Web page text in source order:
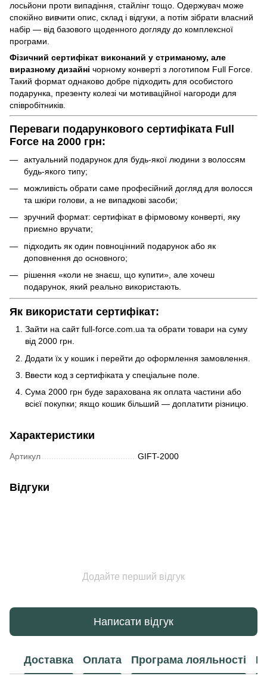
лосьйони проти випадіння, стайлінг тощо. Одержувач може
спокійно вивчити опис, склад і відгуки, а потім зібрати власний
набір — від базового щоденного догляду до комплексної
програми.
Фізичний сертифікат виконаний у стриманому, але
виразному дизайні чорному конверті з логотипом Full Force.
Такий формат однаково добре підходить для особистого
подарунка, презенту колезі чи мотиваційної нагороди для
співробітників.
Переваги подарункового сертифіката Full
Force на 2000 грн:
актуальний подарунок для будь-якої людини з волоссям
будь-якого типу;
можливість обрати саме професійний догляд для волосся
та шкіри голови, а не випадкові засоби;
зручний формат: сертифікат в фірмовому конверті, яку
приємно вручати;
підходить як один повноцінний подарунок або як
доповнення до основного;
рішення «коли не знаєш, що купити», але хочеш
подарунок, який реально використають.
Як використати сертифікат:
Зайти на сайт full-force.com.ua та обрати товари на суму
від 2000 грн.
Додати їх у кошик і перейти до оформлення замовлення.
Ввести код з сертифіката у спеціальне поле.
Сума 2000 грн буде зарахована як оплата частини або
всієї покупки; якщо кошик більший — доплатити різницю.
Характеристики
Артикул GIFT-2000
Відгуки
Додайте перший відгук
Написати відгук
Доставка Оплата Програма лояльності